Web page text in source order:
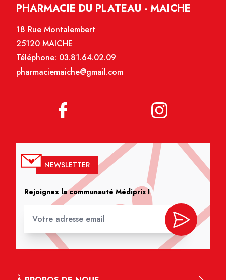
PHARMACIE DU PLATEAU - MAICHE
18 Rue Montalembert
25120 MAICHE
Téléphone: 03.81.64.02.09
pharmaciemaiche@gmail.com
NEWSLETTER
Rejoignez la communauté Médiprix !